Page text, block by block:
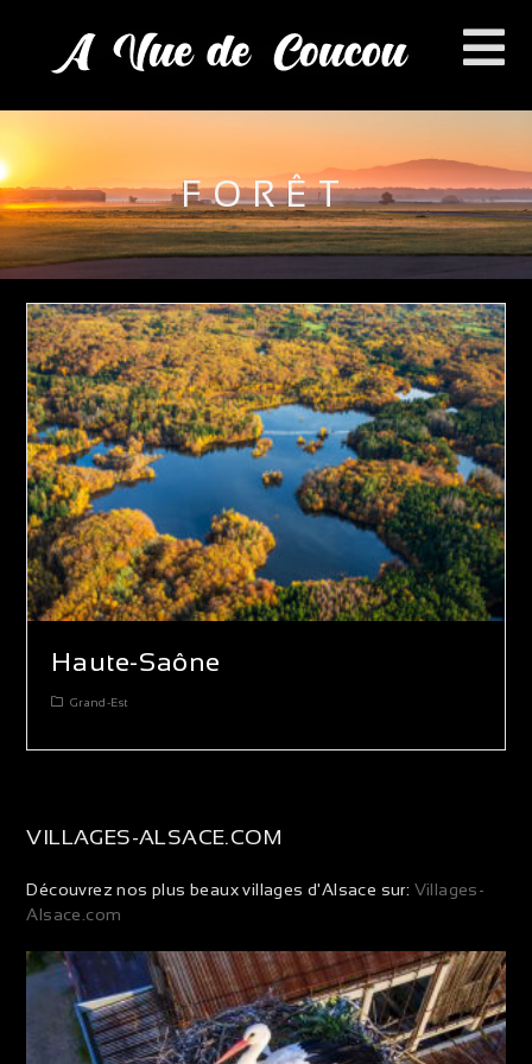
FORÊT
Haute-Saône
Grand-Est
VILLAGES-ALSACE.COM
Découvrez nos plus beaux villages d'Alsace sur: Villages-
Alsace.com